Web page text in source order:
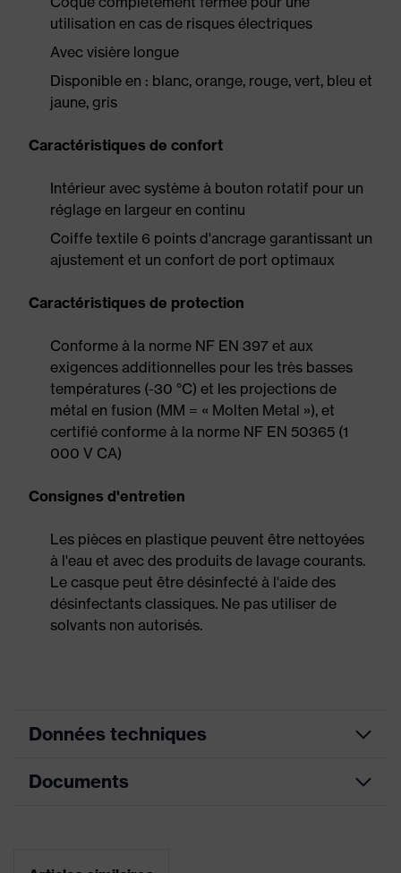
utilisation en cas de risques électriques
Avec visière longue
Disponible en : blanc, orange, rouge, vert, bleu et
jaune, gris
Caractéristiques de confort
Intérieur avec système à bouton rotatif pour un
réglage en largeur en continu
Coiffe textile 6 points d'ancrage garantissant un
ajustement et un confort de port optimaux
Caractéristiques de protection
Conforme à la norme NF EN 397 et aux
exigences additionnelles pour les très basses
températures (-30 °C) et les projections de
métal en fusion (MM = « Molten Metal »), et
certifié conforme à la norme NF EN 50365 (1
000 V CA)
Consignes d'entretien
Les pièces en plastique peuvent être nettoyées
à l'eau et avec des produits de lavage courants.
Le casque peut être désinfecté à l'aide des
désinfectants classiques. Ne pas utiliser de
solvants non autorisés.
Données techniques
Montage
Documents